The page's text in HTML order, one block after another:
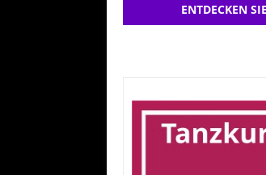
ENTDECKEN